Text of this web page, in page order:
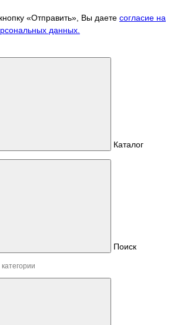
«Отправить», Вы даете согласие на
данных.
Каталог
Поиск